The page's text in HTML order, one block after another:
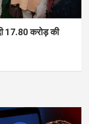
17.80 करोड़ की